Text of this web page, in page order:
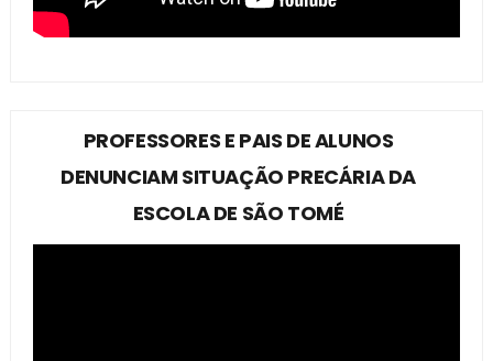
PROFESSORES E PAIS DE ALUNOS
DENUNCIAM SITUAÇÃO PRECÁRIA DA
ESCOLA DE SÃO TOMÉ